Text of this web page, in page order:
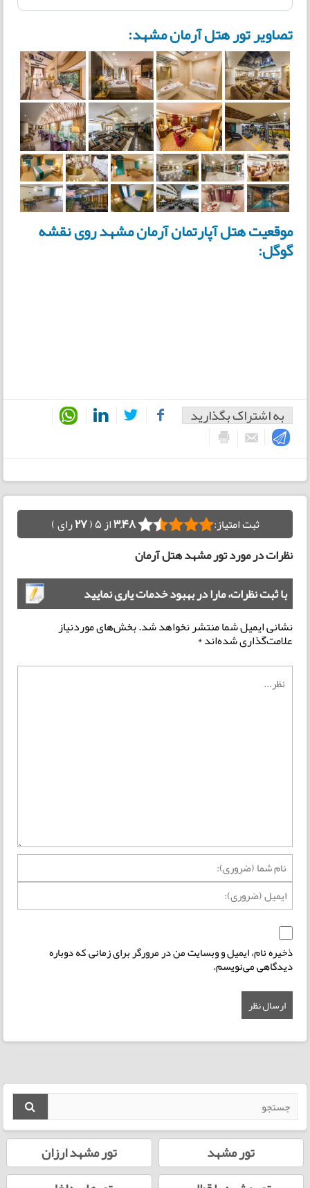
تصاویر تور هتل آرمان مشهد:
موقعیت هتل آپارتمان آرمان مشهد روی نقشه
گوگل:
به اشتراک بگذارید
ثبت امتیاز: 3,48از 5 ( 27رای )
نظرات در مورد تور مشهد هتل آرمان
با ثبت نظرات، مارا در بهبود خدمات یاری نمایید
نشانی ایمیل شما منتشر نخواهد شد.بخش‌های موردنیاز
علامت‌گذاری شده‌اند*
ذخیره نام، ایمیل و وبسایت من در مرورگر برای زمانی که دوباره
دیدگاهی می‌نویسم.
تور مشهد
تور مشهد ارزان